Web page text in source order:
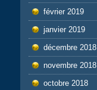
février 2019
janvier 2019
décembre 2018
novembre 2018
octobre 2018